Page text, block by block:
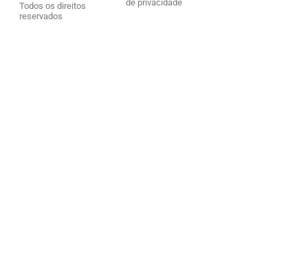
Todos os direitos
reservados
de privacidade